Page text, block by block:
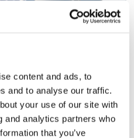
content and ads, to
and to analyse our traffic.
your use of our site with
and analytics partners who
that you’ve
höga
men
växa